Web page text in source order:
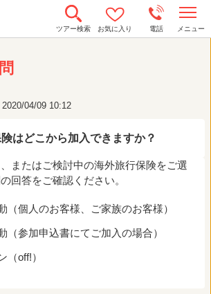
ツアー検索 お気に入り 電話 メニュー
o
04/09 10:12
はどこから加入できますか？
またはご検討中の海外旅行保険をご選
回答をご確認ください。
（個人のお客様、ご家族のお客様）
（参加申込書にてご加入の場合）
（off!）